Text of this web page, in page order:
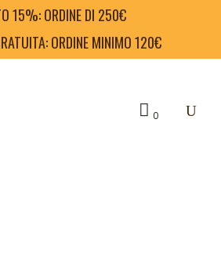
15%: ORDINE DI 250€
ORDINE MINIMO 120€
0